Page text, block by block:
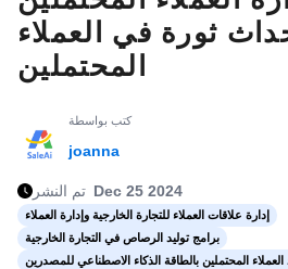
ثورة في العملاء
المحتملين
كتب بواسطة
joanna
تم النشر Dec 25 2024
إدارة علاقات العملاء للتجارة الخارجية وإدارة العملاء
برامج توليد الرصاص في التجارة الخارجية
العملاء المحتملين بالطاقة الذكاء الاصطناعي للمصدرين